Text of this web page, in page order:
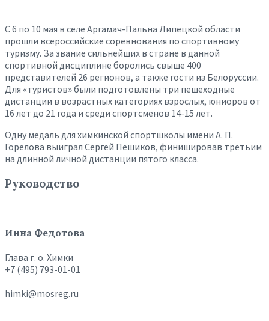
С 6 по 10 мая в селе Аргамач-Пальна Липецкой области
прошли всероссийские соревнования по спортивному
туризму. За звание сильнейших в стране в данной
спортивной дисциплине боролись свыше 400
представителей 26 регионов, а также гости из Белоруссии.
Для «туристов» были подготовлены три пешеходные
дистанции в возрастных категориях взрослых, юниоров от
16 лет до 21 года и среди спортсменов 14-15 лет.
Одну медаль для химкинской спортшколы имени А. П.
Горелова выиграл Сергей Пешиков, финишировав третьим
на длинной личной дистанции пятого класса.
Руководство
Инна Федотова
Глава г. о. Химки
+7 (495) 793-01-01
himki@mosreg.ru